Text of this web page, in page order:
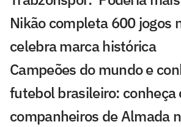
Nikão completa 600 jogos
celebra marca histórica
Campeões do mundo e
futebol brasileiro: conheça
companheiros de Almada